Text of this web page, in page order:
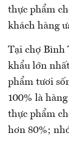
thực phẩm
khách hàng
Tại chợ Bình
khẩu lớn
phẩm tươi
100% là
thực phẩm
hơn 80%;